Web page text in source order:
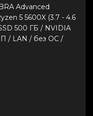
Advanced
5 5600X (3.7 - 4.6
500 ГБ / NVIDIA
/ LAN / без ОС /